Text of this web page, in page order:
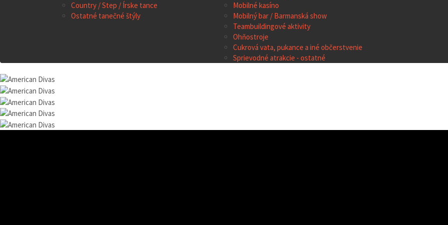
Country / Step / Írske tance
Ostatné tanečné štýly
Mobilné kasíno
Mobilný bar / Barmanská show
Teambuildingové aktivity
Ohňostroje
Cukrová vata, pukance a iné občerstvenie
Sprievodné atrakcie - ostatné